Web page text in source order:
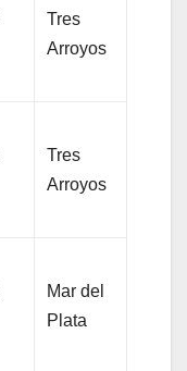
Tres
Arroyos
Tres
Arroyos
Mar del
Plata